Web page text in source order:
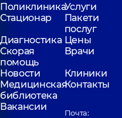
ПоликлиникаУслуги
Стационар
Пакети
послуг
Диагностика Цены
Скорая
помощь
Врачи
Новости
Клиники
Медицинская
библиотека
Контакты
Вакансии
Почта: